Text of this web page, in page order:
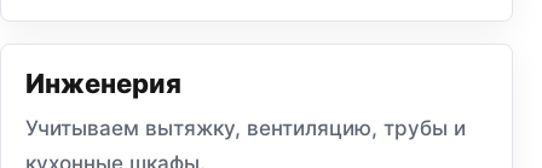
Инженерия
Учитываем вытяжку, вентиляцию, трубы и
кухонные шкафы.